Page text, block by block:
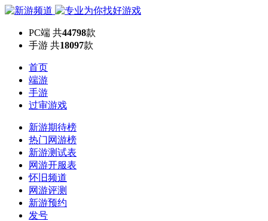
PC端 共44798款
手游 共18097款
首页
端游
手游
过审游戏
新游期待榜
热门网游榜
新游测试表
网游开服表
怀旧频道
网游评测
新游预约
发号